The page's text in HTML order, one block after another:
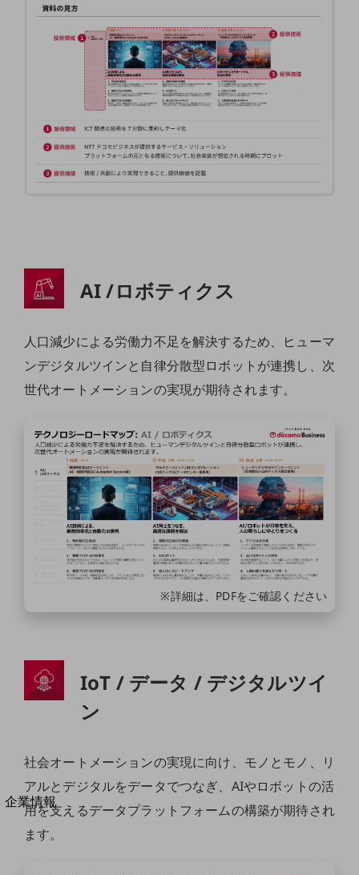
課題やニーズに合ったサービスをご紹介し、
中堅中小企業のビジネスをサポート！
お悩みから見つける
お悩みから見つけるTOP
バックオフィス
リモート・ハイブリッドワーク
業界から見つけるTOP
製造業
運輸業
建設業
その他の業界はこちら
ゲーム感覚で見つける
ビジネスお悩み診断
NTTドコモビジネス
オンラインショップ
モバイル・ICTサービスをオンラインで
相談・申し込みができるバーチャルショップ
法人向けモバイルトップ
新規会員登録/ログインはこちら
別ウィンドウで開きます
企業情報
企業情報TOP
会社案内
AI /ロボティクス
人口減少による労働力不足を解決するため、ヒューマ
ンデジタルツインと自律分散型ロボットが連携し、次
世代オートメーションの実現が期待されます。
※詳細は、PDFをご確認ください
IoT / データ / デジタルツイ
ン
社会オートメーションの実現に向け、モノとモノ、リ
アルとデジタルをデータでつなぎ、AIやロボットの活
用を支えるデータプラットフォームの構築が期待され
ます。